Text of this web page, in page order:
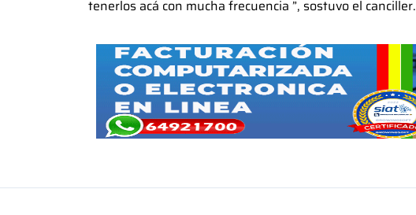
tenerlos acá con mucha frecuencia ”, sostuvo el canciller.